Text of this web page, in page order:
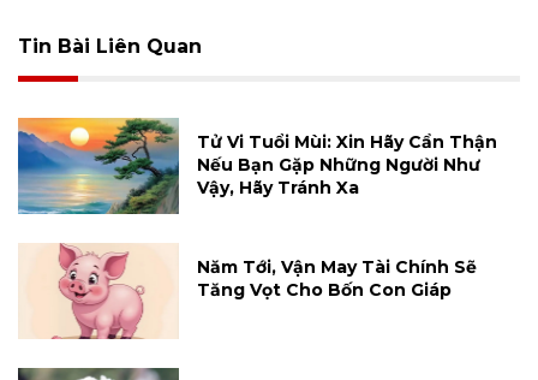
Tin Bài Liên Quan
Tử Vi Tuổi Mùi: Xin Hãy Cẩn Thận
Nếu Bạn Gặp Những Người Như
Vậy, Hãy Tránh Xa
Năm Tới, Vận May Tài Chính Sẽ
Tăng Vọt Cho Bốn Con Giáp